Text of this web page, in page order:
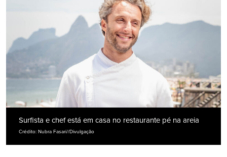
Surfista e chef está em casa no restaurante pé na areia
Crédito: Nubra Fasari//Divulgação